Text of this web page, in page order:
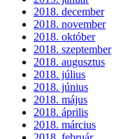
2018. december
2018. november
2018. október
2018. szeptember
2018. augusztus
2018. július
2018. június
2018. május
2018. április
2018. március